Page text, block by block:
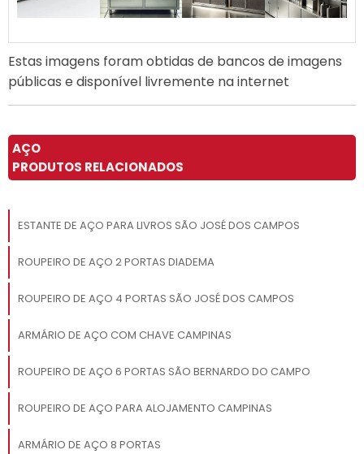
Estas imagens foram obtidas de bancos de imagens
públicas e disponível livremente na internet
AÇO
PRODUTOS RELACIONADOS
ESTANTE DE AÇO PARA LIVROS SÃO JOSÉ DOS CAMPOS
ROUPEIRO DE AÇO 2 PORTAS DIADEMA
ROUPEIRO DE AÇO 4 PORTAS SÃO JOSÉ DOS CAMPOS
ARMÁRIO DE AÇO COM CHAVE CAMPINAS
ROUPEIRO DE AÇO 6 PORTAS SÃO BERNARDO DO CAMPO
ROUPEIRO DE AÇO PARA ALOJAMENTO CAMPINAS
ARMÁRIO DE AÇO 8 PORTAS